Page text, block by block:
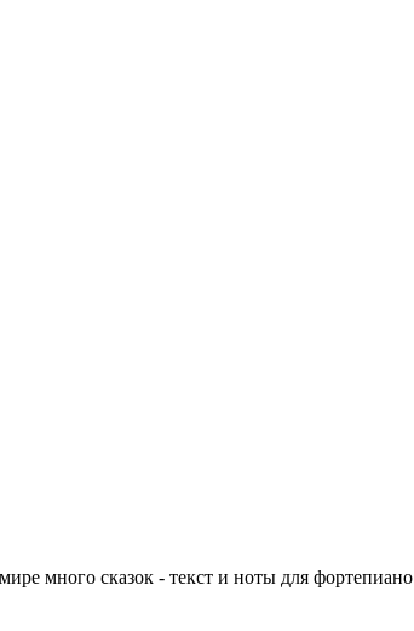
много сказок - текст и ноты для фортепиано